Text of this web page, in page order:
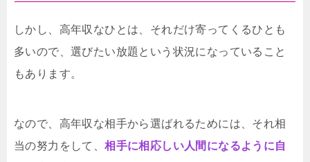
しかし、高年収なひとは、それだけ寄ってくるひとも
多いので、選びたい放題という状況になっていること
もあります。
なので、高年収な相手から選ばれるためには、それ相
当の努力をして、相手に相応しい人間になるように自